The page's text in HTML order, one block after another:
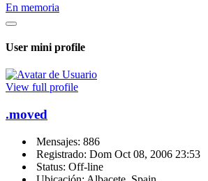
En memoria
User mini profile
View full profile
.moved
Mensajes: 886
Registrado: Dom Oct 08, 2006 23:53
Status: Off-line